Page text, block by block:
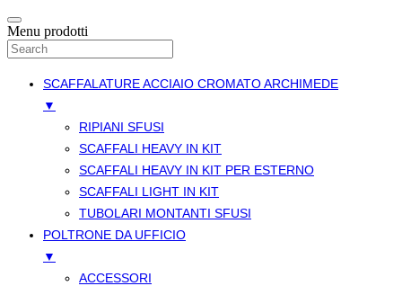
Menu prodotti
SCAFFALATURE ACCIAIO CROMATO ARCHIMEDE
▼
RIPIANI SFUSI
SCAFFALI HEAVY IN KIT
SCAFFALI HEAVY IN KIT PER ESTERNO
SCAFFALI LIGHT IN KIT
TUBOLARI MONTANTI SFUSI
POLTRONE DA UFFICIO
▼
ACCESSORI